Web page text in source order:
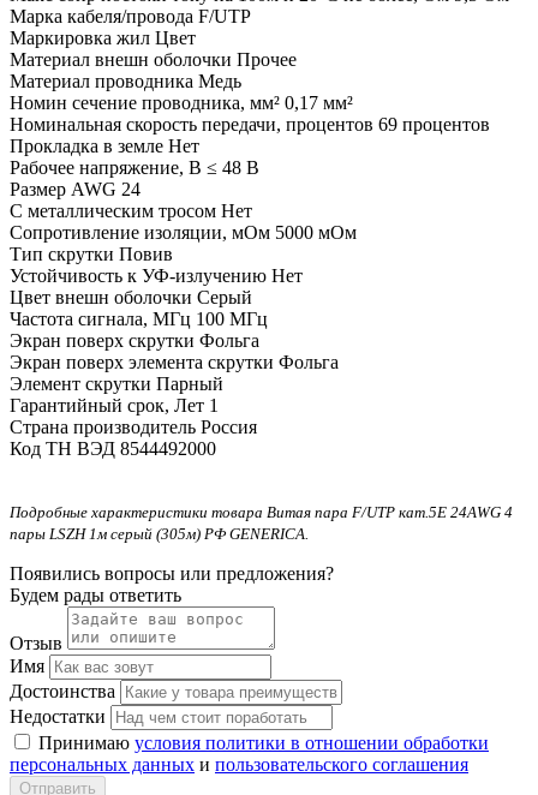
Марка кабеля/провода F/UTP
Маркировка жил Цвет
Материал внешн оболочки Прочее
Материал проводника Медь
Номин сечение проводника, мм² 0,17 мм²
Номинальная скорость передачи, процентов 69 процентов
Прокладка в земле Нет
Рабочее напряжение, В ≤ 48 В
Размер AWG 24
С металлическим тросом Нет
Сопротивление изоляции, мОм 5000 мОм
Тип скрутки Повив
Устойчивость к УФ-излучению Нет
Цвет внешн оболочки Серый
Частота сигнала, МГц 100 МГц
Экран поверх скрутки Фольга
Экран поверх элемента скрутки Фольга
Элемент скрутки Парный
Гарантийный срок, Лет 1
Страна производитель Россия
Код ТН ВЭД 8544492000
Подробные характеристики товара Витая пара F/UTP кат.5E 24AWG 4
пары LSZH 1м серый (305м) РФ GENERICA.
Появились вопросы или предложения?
Будем рады ответить
Отзыв
Имя
Достоинства
Недостатки
Принимаю условия политики в отношении обработки
персональных данных и пользовательского соглашения
Отправить